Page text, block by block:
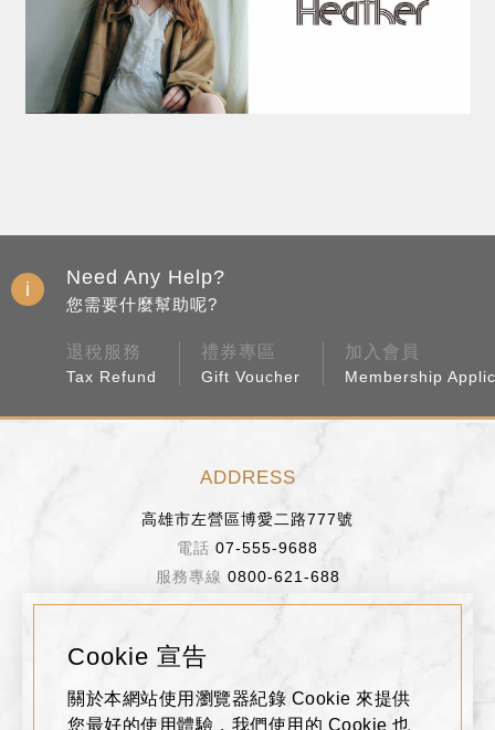
Cookie 宣告
關於本網站使用瀏覽器紀錄 Cookie 來提供
您最好的使用體驗，我們使用的 Cookie 也
Need Any Help?
您需要什麼幫助呢?
退稅服務
Tax Refund
禮券專區
Gift Voucher
加入會員
Membership
ADDRESS
高雄市左營區博愛二路777號
07-555-9688
0800-621-688
週五、週六、假日前一天 11:00~22:30